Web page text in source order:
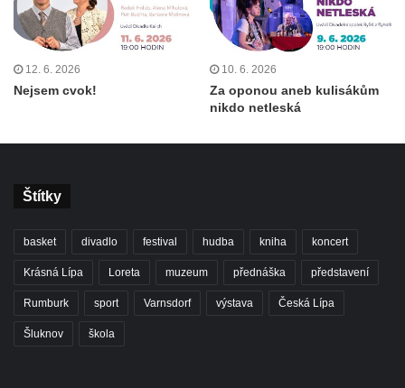
12. 6. 2026
Nejsem cvok!
10. 6. 2026
Za oponou aneb kulisákům
nikdo netleská
Štítky
basket divadlo festival hudba kniha koncert
Krásná Lípa Loreta muzeum přednáška představení
Rumburk sport Varnsdorf výstava Česká Lípa
Šluknov škola